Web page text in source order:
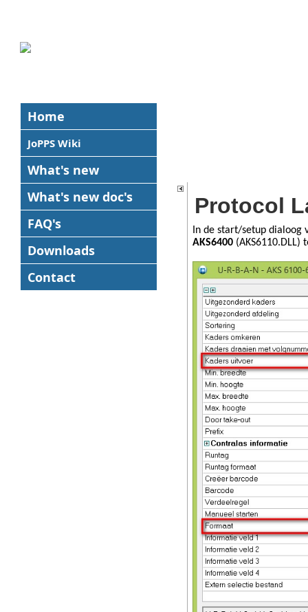
Home
JoPPS Wiki
What's new
What's new doc's
FAQ's
Downloads
Contact
Protocol
In de start/setup
AKS6400 (AKS6110.DLL)